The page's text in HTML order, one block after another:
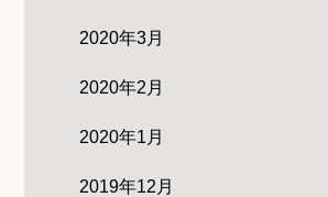
2020年3月
2020年2月
2020年1月
2019年12月